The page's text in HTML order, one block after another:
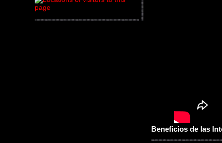
Beneficios de las